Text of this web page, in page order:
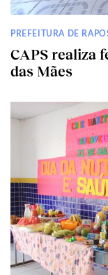
PREFEITURA DE
CAPS realiza
das Mães